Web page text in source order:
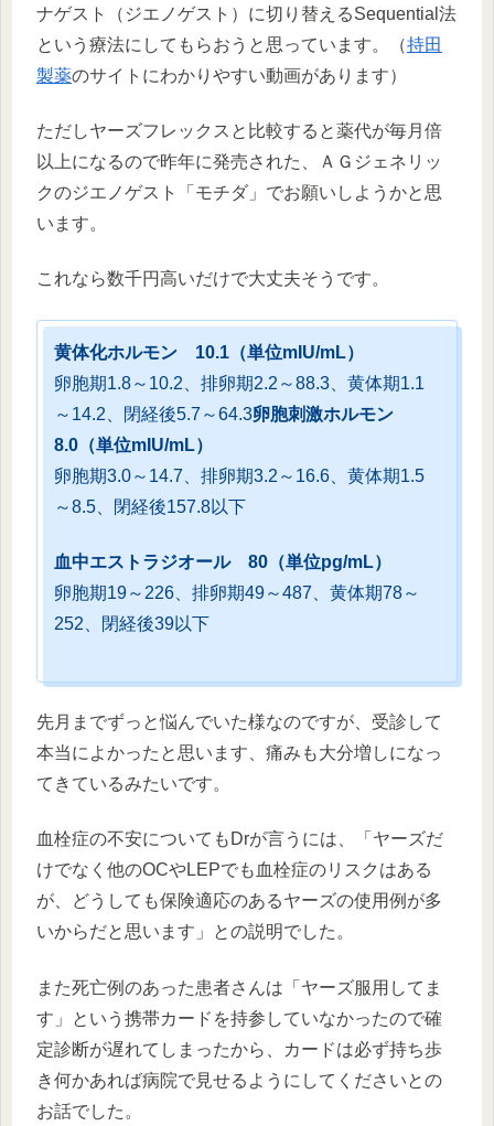
ナゲスト（ジエノゲスト）に切り替えるSequential法
という療法にしてもらおうと思っています。（持田
製薬のサイトにわかりやすい動画があります）
ただしヤーズフレックスと比較すると薬代が毎月倍
以上になるので昨年に発売された、ＡＧジェネリッ
クのジエノゲスト「モチダ」でお願いしようかと思
います。
これなら数千円高いだけで大丈夫そうです。
黄体化ホルモン 10.1（単位mIU/mL）
卵胞期1.8～10.2、排卵期2.2～88.3、黄体期1.1
～14.2、閉経後5.7～64.3卵胞刺激ホルモン
8.0（単位mIU/mL）
卵胞期3.0～14.7、排卵期3.2～16.6、黄体期1.5
～8.5、閉経後157.8以下
血中エストラジオール 80（単位pg/mL）
卵胞期19～226、排卵期49～487、黄体期78～
252、閉経後39以下
先月までずっと悩んでいた様なのですが、受診して
本当によかったと思います、痛みも大分増しになっ
てきているみたいです。
血栓症の不安についてもDrが言うには、「ヤーズだ
けでなく他のOCやLEPでも血栓症のリスクはある
が、どうしても保険適応のあるヤーズの使用例が多
いからだと思います」との説明でした。
また死亡例のあった患者さんは「ヤーズ服用してま
す」という携帯カードを持参していなかったので確
定診断が遅れてしまったから、カードは必ず持ち歩
き何かあれば病院で見せるようにしてくださいとの
お話でした。